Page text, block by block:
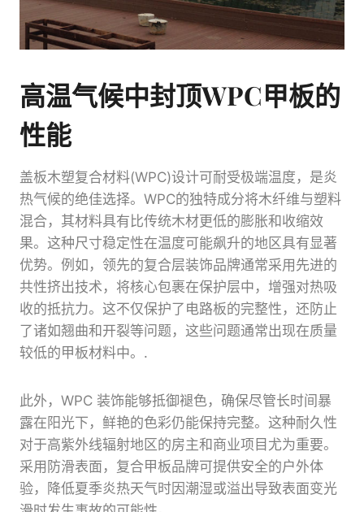
高温气候中封顶WPC甲板的
性能
盖板木塑复合材料(WPC)设计可耐受极端温度，是炎
热气候的绝佳选择。WPC的独特成分将木纤维与塑料
混合，其材料具有比传统木材更低的膨胀和收缩效
果。这种尺寸稳定性在温度可能飙升的地区具有显著
优势。例如，领先的复合层装饰品牌通常采用先进的
共性挤出技术，将核心包裹在保护层中，增强对热吸
收的抵抗力。这不仅保护了电路板的完整性，还防止
了诸如翘曲和开裂等问题，这些问题通常出现在质量
较低的甲板材料中。.
此外，WPC 装饰能够抵御褪色，确保尽管长时间暴
露在阳光下，鲜艳的色彩仍能保持完整。这种耐久性
对于高紫外线辐射地区的房主和商业项目尤为重要。
采用防滑表面，复合甲板品牌可提供安全的户外体
验，降低夏季炎热天气时因潮湿或溢出导致表面变光